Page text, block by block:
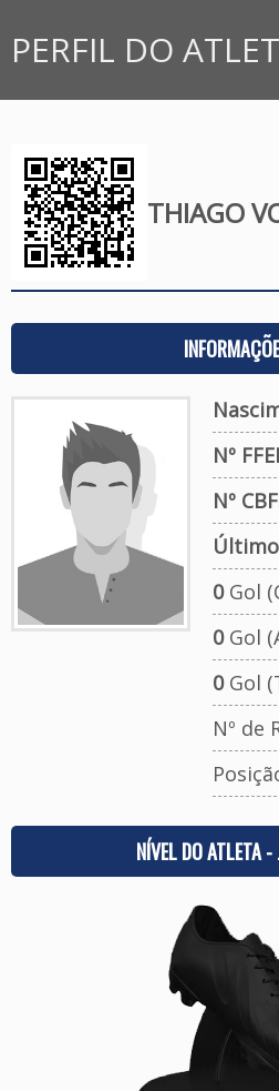
PERFIL DO
THIAGO
Nº
Nº
0Gol
0Gol
0Gol
Nº de
NÍVEL DO ATLETA